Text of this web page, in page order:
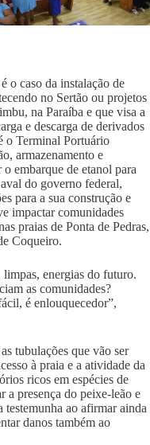
o caso da instalação de
no Sertão ou projetos
na Paraíba e que visa a
e descarga de derivados
o Terminal Portuário
armazenamento e
embarque de etanol para
do governo federal,
para a sua construção e
impactar comunidades
praias de Ponta de Pedras,
Coqueiro.
limpas, energias do futuro.
as comunidades?
é enlouquecedor”,
tubulações que vão ser
à praia e a atividade da
ricos em espécies de
presença do peixe-leão e
testemunha ao afirmar ainda
danos também ao